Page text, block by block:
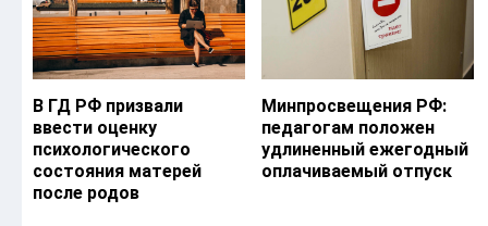
В ГД РФ призвали
ввести оценку
психологического
состояния матерей
после родов
Минпросвещения РФ:
педагогам положен
удлиненный ежегодный
оплачиваемый отпуск